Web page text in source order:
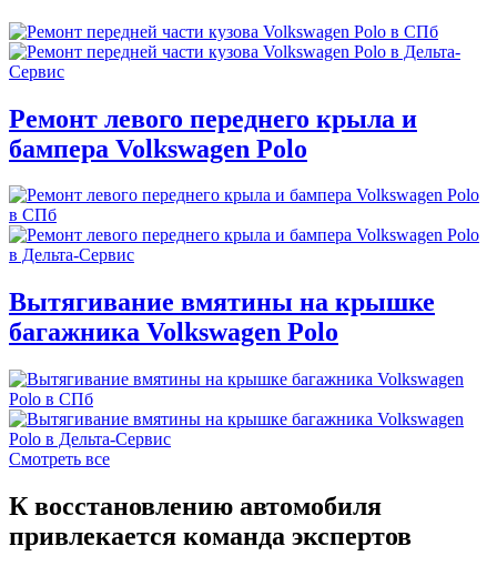
Ремонт левого переднего крыла и
бампера Volkswagen Polo
Вытягивание вмятины на крышке
багажника Volkswagen Polo
Смотреть все
К восстановлению автомобиля
привлекается команда экспертов